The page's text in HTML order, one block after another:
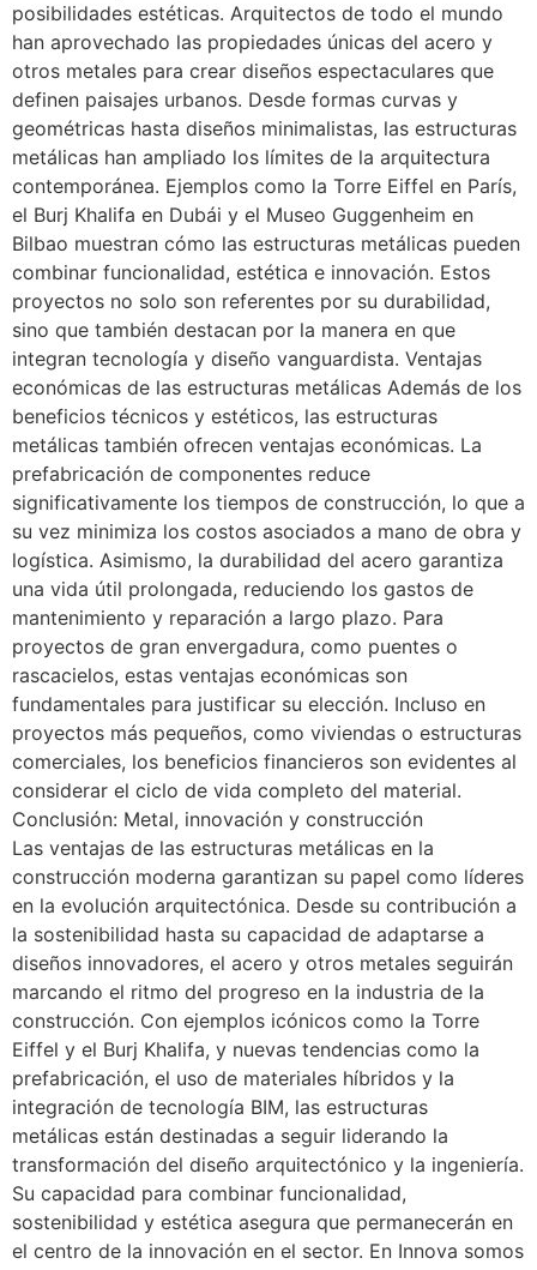
posibilidades estéticas. Arquitectos de todo el mundo
han aprovechado las propiedades únicas del acero y
otros metales para crear diseños espectaculares que
definen paisajes urbanos. Desde formas curvas y
geométricas hasta diseños minimalistas, las estructuras
metálicas han ampliado los límites de la arquitectura
contemporánea. Ejemplos como la Torre Eiffel en París,
el Burj Khalifa en Dubái y el Museo Guggenheim en
Bilbao muestran cómo las estructuras metálicas pueden
combinar funcionalidad, estética e innovación. Estos
proyectos no solo son referentes por su durabilidad,
sino que también destacan por la manera en que
integran tecnología y diseño vanguardista. Ventajas
económicas de las estructuras metálicas Además de los
beneficios técnicos y estéticos, las estructuras
metálicas también ofrecen ventajas económicas. La
prefabricación de componentes reduce
significativamente los tiempos de construcción, lo que a
su vez minimiza los costos asociados a mano de obra y
logística. Asimismo, la durabilidad del acero garantiza
una vida útil prolongada, reduciendo los gastos de
mantenimiento y reparación a largo plazo. Para
proyectos de gran envergadura, como puentes o
rascacielos, estas ventajas económicas son
fundamentales para justificar su elección. Incluso en
proyectos más pequeños, como viviendas o estructuras
comerciales, los beneficios financieros son evidentes al
considerar el ciclo de vida completo del material.
Conclusión: Metal, innovación y construcción
Las ventajas de las estructuras metálicas en la
construcción moderna garantizan su papel como líderes
en la evolución arquitectónica. Desde su contribución a
la sostenibilidad hasta su capacidad de adaptarse a
diseños innovadores, el acero y otros metales seguirán
marcando el ritmo del progreso en la industria de la
construcción. Con ejemplos icónicos como la Torre
Eiffel y el Burj Khalifa, y nuevas tendencias como la
prefabricación, el uso de materiales híbridos y la
integración de tecnología BIM, las estructuras
metálicas están destinadas a seguir liderando la
transformación del diseño arquitectónico y la ingeniería.
Su capacidad para combinar funcionalidad,
sostenibilidad y estética asegura que permanecerán en
el centro de la innovación en el sector. En Innova somos